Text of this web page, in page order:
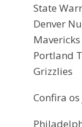
State
Denver
Mavericks
Portland
Grizzlies
Confira